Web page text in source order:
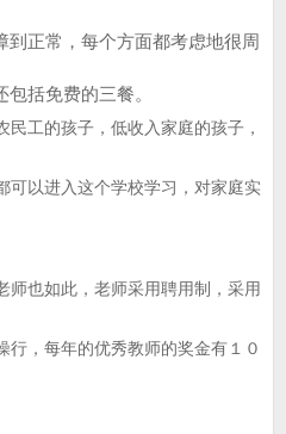
正常，每个方面都考虑地很周
括免费的三餐。
工的孩子，低收入家庭的孩子，
可以进入这个学校学习，对家庭实
也如此，老师采用聘用制，采用
行，每年的优秀教师的奖金有１０